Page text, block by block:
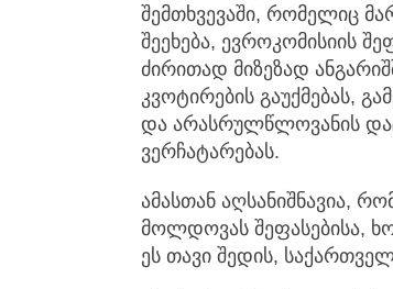
შემთხვევაში, რომელიც
შეეხება, ევროკომისიის
ძირითად მიზეზად
კვოტირების გაუქმებას,
და არასრულწლოვანის
ვერჩატარებას.
ამასთან აღსანიშნავია,
მოლდოვას შეფასებისა,
ეს თავი შედის,